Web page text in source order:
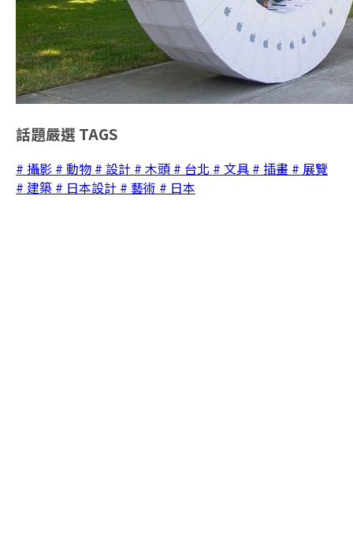
話題嚴選 TAGS
# 攝影 # 動物 # 設計 # 木頭 # 台北 # 文具 # 插畫 # 展覽
# 建築 # 日本設計 # 藝術 # 日本